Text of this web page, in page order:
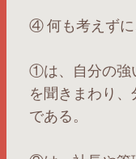
④ 何も考えずに
①は、自分の強
を聞きまわり
である。